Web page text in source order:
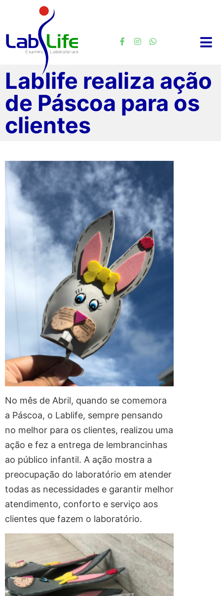
Lablife realiza ação
de Páscoa para os
clientes
No mês de Abril, quando se comemora
a Páscoa, o Lablife, sempre pensando
no melhor para os clientes, realizou uma
ação e fez a entrega de lembrancinhas
ao público infantil. A ação mostra a
preocupação do laboratório em atender
todas as necessidades e garantir melhor
atendimento, conforto e serviço aos
clientes que fazem o laboratório.